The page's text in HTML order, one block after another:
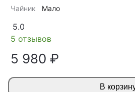
Чайник Мало
5.0
5 отзывов
5 980 ₽
В